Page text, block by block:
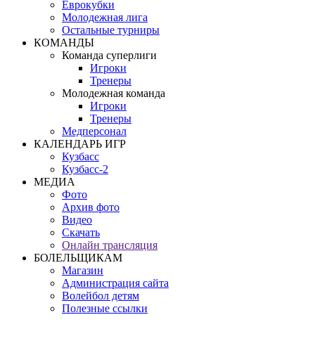
Еврокубки
Молодежная лига
Остальные турниры
КОМАНДЫ
Команда суперлиги
Игроки
Тренеры
Молодежная команда
Игроки
Тренеры
Медперсонал
КАЛЕНДАРЬ ИГР
Кузбасс
Кузбасс-2
МЕДИА
Фото
Архив фото
Видео
Скачать
Онлайн трансляция
БОЛЕЛЬЩИКАМ
Магазин
Администрация сайта
Волейбол детям
Полезные ссылки